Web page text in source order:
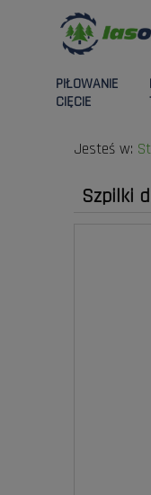
PIŁOWANIE
CIĘCIE
Jesteś w:
Szpilki